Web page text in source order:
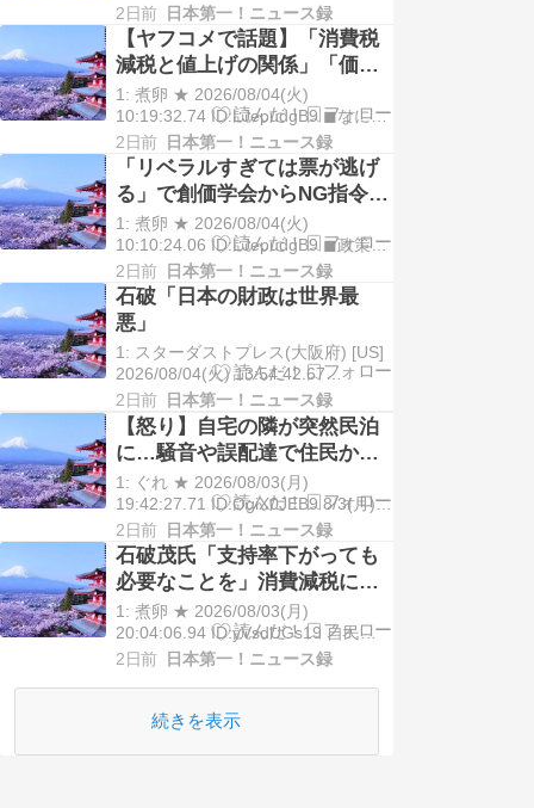
20:00 産経ニュース 「イオンモール
熊本」（熊本県嘉島町）の爆発で、
女性従業員2人が死亡したテナント雑
貨店の […]
2日前 日本第一！ニュース録
【ヤフコメで話題】「消費税
減税と値上げの関係」「価格
据え置きや便乗値上げへの懸
念」 – 消費税減税時の小売価
格の動向に注目集まる
1: 煮卵 ★ 2026/08/04(火)
10:19:32.74 ID:LJepudgB9 ◼なにが
あった？ 消費税減税と小売価格の関
係について、Yahoo!ニュースのコメ
ント欄で話題になっています。 コメ
ントでは、消 […]
2日前 日本第一！ニュース録
「リベラルすぎては票が逃げ
る」で創価学会からNG指令
中道改革への合流問題は一筋
縄ではいかず
1: 煮卵 ★ 2026/08/04(火)
10:10:24.06 ID:LJepudgB9 ◼政策面
での一致が最大の課題 中道改革連
合、立憲民主、公明各党は差し当た
って合流を協議中で8月末までに結論
を出したい意向だと […]
2日前 日本第一！ニュース録
石破「日本の財政は世界最
悪」
1: スターダストプレス(大阪府) [US]
2026/08/04(火) 13:54:42.67
ID:ZKKAxaIf0● BE:135853815-
PLT(13000) sssp://img.5ch.io/premi
[…]
2日前 日本第一！ニュース録
【怒り】自宅の隣が突然民泊
に…騒音や誤配達で住民から
悲鳴 特区民泊を導入した東
京・大田区で苦情が5倍に
1: ぐれ ★ 2026/08/03(月)
19:42:27.71 ID:OgiX0JEB9 8/3(月)
8:00配信 読売テレビ 夜中に響き渡る
叫び声、自宅の前で大声で話す見知
らぬ外国人…ある日突然、自宅の隣
が民泊 […]
2日前 日本第一！ニュース録
石破茂氏「支持率下がっても
必要なことを」消費減税に重
ねて異論 「公約違反にならな
い」 会合後
1: 煮卵 ★ 2026/08/03(月)
20:04:06.94 ID:yVsdUGs19 自民党
の石破茂前首相は3日、党税制調査会
た飲食料品の消費税率を […]
2日前 日本第一！ニュース録
続きを表示